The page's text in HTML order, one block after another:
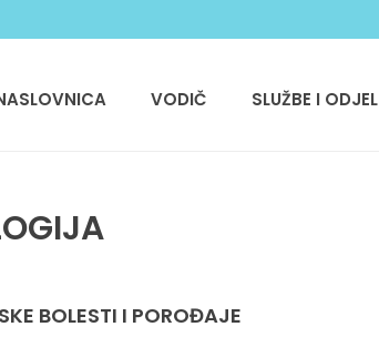
VODIČ SLUŽBE I
BOLESTI I POROĐAJE